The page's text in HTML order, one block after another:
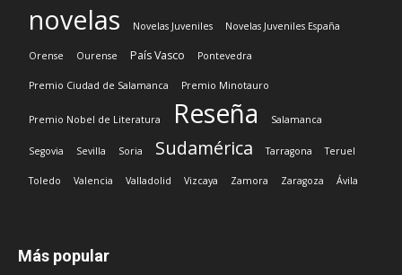
novelas Novelas Juveniles Novelas Juveniles España
Orense Ourense País Vasco Pontevedra
Premio Ciudad de Salamanca Premio Minotauro
Premio Nobel de Literatura Reseña Salamanca
Segovia Sevilla Soria Sudamérica Tarragona Teruel
Toledo Valencia Valladolid Vizcaya Zamora Zaragoza Ávila
Más popular